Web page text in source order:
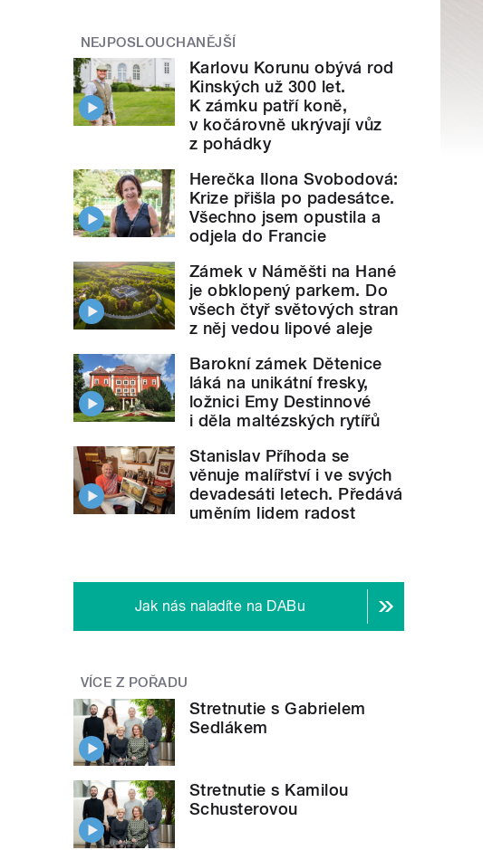
NEJPOSLOUCHANĚJŠÍ
Karlovu Korunu obývá rod
Kinských už 300 let.
K zámku patří koně,
v kočárovně ukrývají vůz
z pohádky
Herečka Ilona Svobodová:
Krize přišla po padesátce.
Všechno jsem opustila a
odjela do Francie
Zámek v Náměšti na Hané
je obklopený parkem. Do
všech čtyř světových stran
z něj vedou lipové aleje
Barokní zámek Dětenice
láká na unikátní fresky,
ložnici Emy Destinnové
i děla maltézských rytířů
Stanislav Příhoda se
věnuje malířství i ve svých
devadesáti letech. Předává
uměním lidem radost
Jak nás naladíte na DABu
VÍCE Z POŘADU
Stretnutie s Gabrielem
Sedlákem
Stretnutie s Kamilou
Schusterovou